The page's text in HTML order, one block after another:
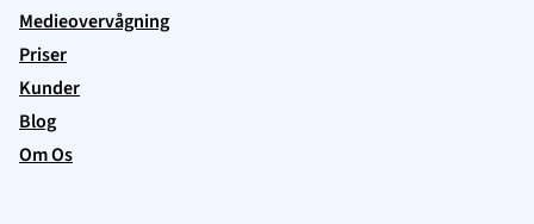
Medieovervågning
Priser
Kunder
Blog
Om Os